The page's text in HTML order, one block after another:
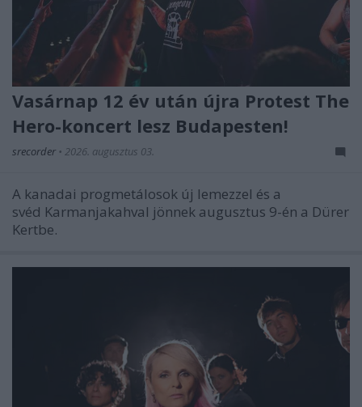
Vasárnap 12 év után újra Protest The
Hero-koncert lesz Budapesten!
srecorder • 2026. augusztus 03.
A kanadai progmetálosok új lemezzel és a
svéd Karmanjakahval jönnek augusztus 9-én a Dürer
Kertbe.